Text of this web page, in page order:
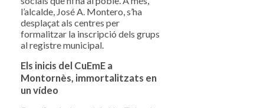
l’alcalde, José A. Montero, s’ha
desplaçat als centres per
formalitzar la inscripció dels grups
al registre municipal.
Els inicis del CuEmE a
Montornès, immortalitzats en
un vídeo